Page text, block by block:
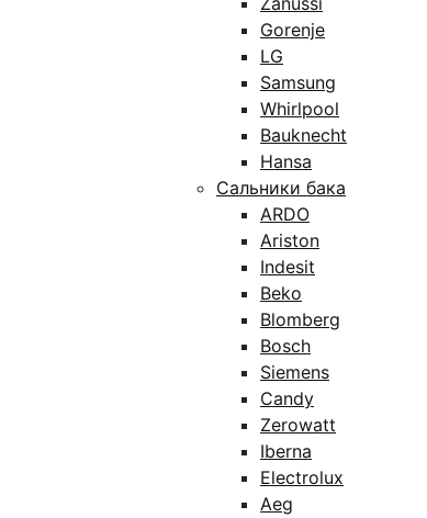
Gorenje
LG
Samsung
Whirlpool
Bauknecht
Hansa
Сальники бака
ARDO
Ariston
Indesit
Beko
Blomberg
Bosch
Siemens
Candy
Zerowatt
Iberna
Electrolux
Aeg